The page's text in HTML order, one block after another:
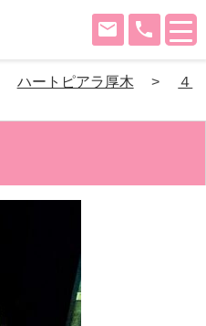
phone
mail
ハートピアラ厚木 >
４